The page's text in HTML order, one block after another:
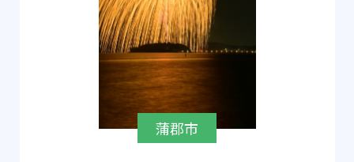
蒲郡市